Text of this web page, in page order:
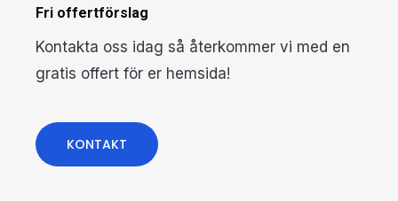
Fri offertförslag
Kontakta oss idag så återkommer vi med en
gratis offert för er hemsida!
KONTAKT